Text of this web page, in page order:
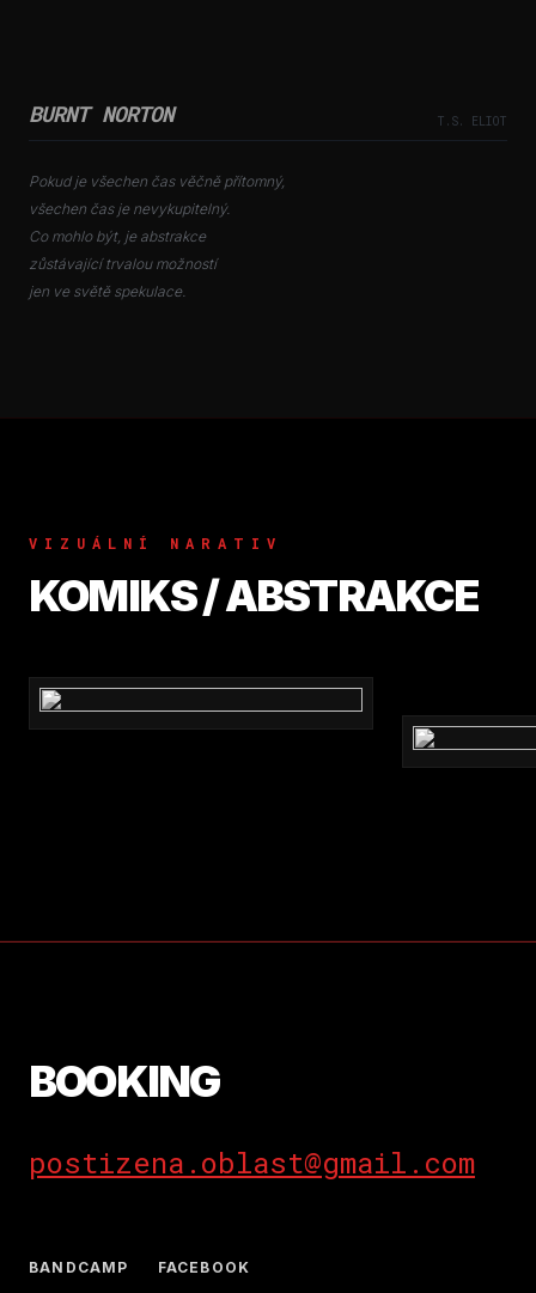
BURNT NORTON T.S. ELIOT
Pokud je všechen čas věčně přítomný,
všechen čas je nevykupitelný.
Co mohlo být, je abstrakce
zůstávající trvalou možností
jen ve světě spekulace.
VIZUÁLNÍ NARATIV
KOMIKS / ABSTRAKCE
BOOKING
postizena.oblast@gmail.com
BANDCAMP FACEBOOK